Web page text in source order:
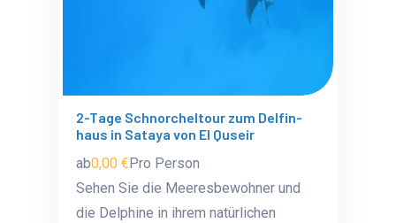
2-Tage Schnorcheltour zum Delfin-
haus in Sataya von El Quseir
ab0,00 €Pro Person
Sehen Sie die Meeresbewohner und
die Delphine in ihrem natürlichen